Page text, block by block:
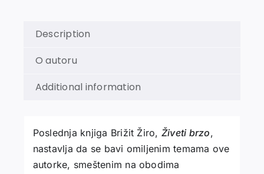
Description
O autoru
Additional information
Poslednja knjiga Brižit Žiro, Živeti brzo,
nastavlja da se bavi omiljenim temama ove
autorke, smeštenim na obodima